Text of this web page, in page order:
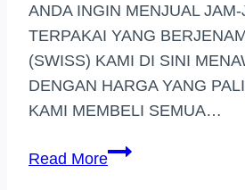
ANDA INGIN MENJUAL
TERPAKAI YANG
(SWISS) KAMI DI SINI
DENGAN HARGA YANG
KAMI MEMBELI SEMUA…
Read MorePEMBELI